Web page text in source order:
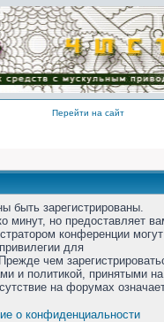
Перейти на сайт
быть зарегистрированы.
минут, но предоставляет
конференции
для
чем
и политикой, принятыми на
на форумах
о конфиденциальности